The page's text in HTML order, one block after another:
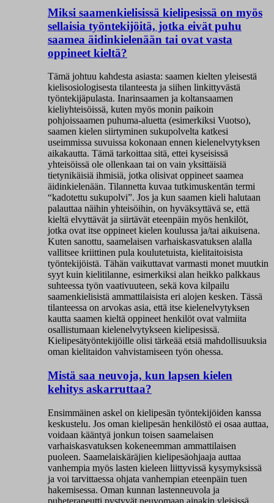
Miksi saamenkielisissä kielipesissä on myös
sellaisia työntekijöitä, jotka eivät puhu
saamea äidinkielenään tai ovat vasta
oppineet kieltä?
Tämä johtuu kahdesta asiasta: saamen kielten yleisestä
kielisosiologisesta tilanteesta ja siihen linkittyvästä
työntekijäpulasta. Inarinsaamen ja koltansaamen
kieliyhteisöissä, kuten myös monin paikoin
pohjoissaamen puhuma-aluetta (esimerkiksi Vuotso),
saamen kielen siirtyminen sukupolvelta katkesi
useimmissa suvuissa kokonaan ennen kielenelvytyksen
aikakautta. Tämä tarkoittaa sitä, ettei kyseisissä
yhteisöissä ole ollenkaan tai on vain yksittäisiä
tietynikäisiä ihmisiä, jotka olisivat oppineet saamea
äidinkielenään. Tilannetta kuvaa tutkimuskentän termi
“kadotettu sukupolvi”. Jos ja kun saamen kieli halutaan
palauttaa näihin yhteisöihin, on hyväksyttävä se, että
kieltä elvyttävät ja siirtävät eteenpäin myös henkilöt,
jotka ovat itse oppineet kielen koulussa ja/tai aikuisena.
Kuten sanottu, saamelaisen varhaiskasvatuksen alalla
vallitsee kriittinen pula koulutetuista, kielitaitoisista
työntekijöistä. Tähän vaikuttavat varmasti monet muutkin
syyt kuin kielitilanne, esimerkiksi alan heikko palkkaus
suhteessa työn vaativuuteen, sekä kova kilpailu
saamenkielisistä ammattilaisista eri alojen kesken. Tässä
tilanteessa on arvokas asia, että itse kielenelvytyksen
kautta saamen kieltä oppineet henkilöt ovat valmiita
osallistumaan kielenelvytykseen kielipesissä.
Kielipesätyöntekijöille olisi tärkeää etsiä mahdollisuuksia
oman kielitaidon vahvistamiseen työn ohessa.
Mistä saa neuvoja, kun lapsen kielen
kehitys askarruttaa?
Ensimmäinen askel on kielipesän työntekijöiden kanssa
keskustelu. Jos oman kielipesän henkilöstö ei osaa auttaa,
voidaan kääntyä jonkun toisen saamelaisen
varhaiskasvatuksen kokeneemman ammattilaisen
puoleen. Saamelaiskäräjien kielipesäohjaaja auttaa
vanhempia myös lasten kieleen liittyvissä kysymyksissä
ja voi tarvittaessa ohjata vanhempian eteenpäin tuen
hakemisessa. Oman kunnan lastenneuvola ja
puheterapeutti pystyvät neuvomaan ainakin yleisissä